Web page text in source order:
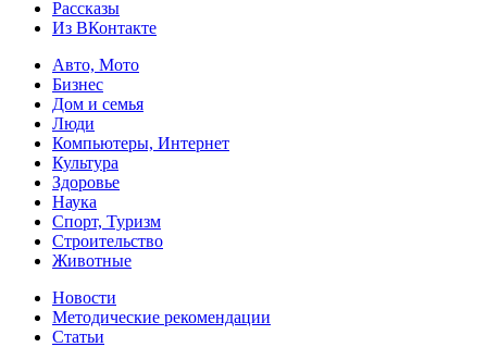
Рассказы
Из ВКонтакте
Авто, Мото
Бизнес
Дом и семья
Люди
Компьютеры, Интернет
Культура
Здоровье
Наука
Спорт, Туризм
Строительство
Животные
Новости
Методические рекомендации
Статьи